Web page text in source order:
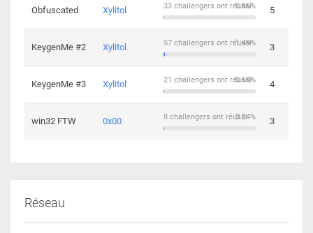
Obfuscated Xylitol 0.86%
33 challengers ont réussi 5
KeygenMe #2 Xylitol 1.49%
57 challengers ont réussi 3
KeygenMe #3 Xylitol 0.68%
21 challengers ont réussi 4
win32 FTW 0x00 0.24%
8 challengers ont réussi 3
Réseau